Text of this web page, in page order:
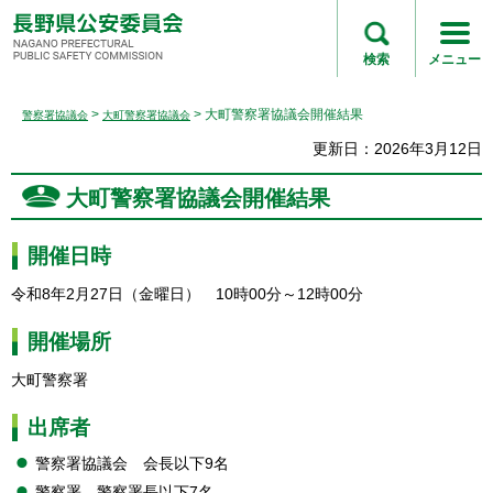
長野県公安委員会
NAGANO
COMMISSION
検索 メニュー
警察署協議会 > 大町警察署協議会 > 大町警察署協議会開催結果
更新日：2026年3月12日
大町警察署協議会開催結果
開催日時
令和8年2月27日（金曜日） 10時00分～12時00分
開催場所
大町警察署
出席者
警察署協議会 会長以下9名